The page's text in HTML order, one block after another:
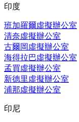
印度
班加羅爾虛擬辦公室
清奈虛擬辦公室
古爾岡虛擬辦公室
海得拉巴虛擬辦公室
孟買虛擬辦公室
新德里虛擬辦公室
浦那虛擬辦公室
印尼